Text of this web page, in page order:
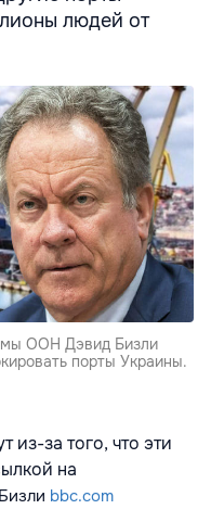
людей от
ООН Дэвид Бизли
порты Украины.
за того, что эти
на
Бизли bbc.com